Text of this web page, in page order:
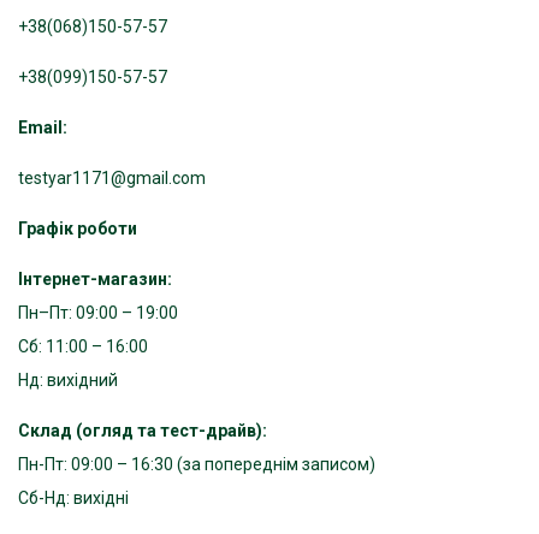
+38(068)150-57-57
+38(099)150-57-57
Email:
testyar1171@gmail.com
Графік роботи
Інтернет-магазин:
Пн–Пт: 09:00 – 19:00
Сб: 11:00 – 16:00
Нд: вихідний
Склад (огляд та тест-драйв):
Пн-Пт: 09:00 – 16:30 (за попереднім записом)
Сб-Нд: вихідні